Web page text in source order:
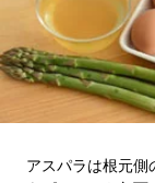
アスパラは根元側